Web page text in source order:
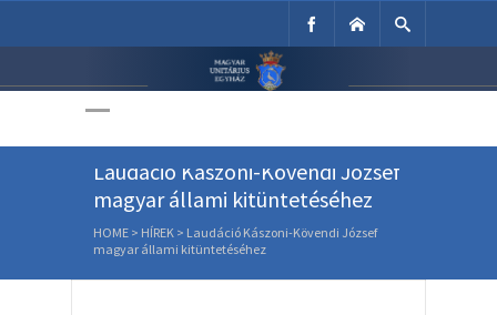
Unitárius Egyház
Laudáció Kászoni-Kövendi József
magyar állami kitüntetéséhez
HOME > HÍREK > Laudáció Kászoni-Kövendi József
magyar állami kitüntetéséhez